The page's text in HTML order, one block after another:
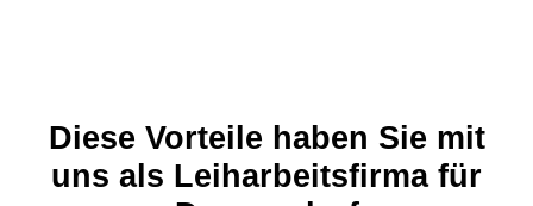
Diese Vorteile haben Sie mit
uns als Leiharbeitsfirma für